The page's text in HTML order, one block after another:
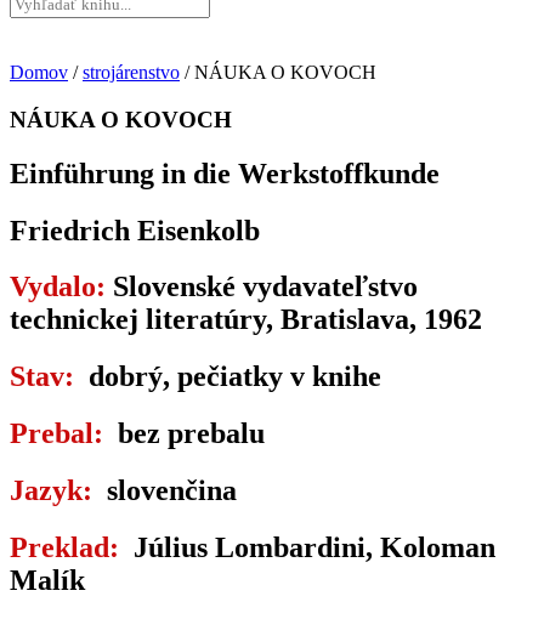
Domov /strojárenstvo / NÁUKA O KOVOCH
NÁUKA O KOVOCH
Einführung in die Werkstoffkunde
Friedrich Eisenkolb
Vydalo: Slovenské vydavateľstvo
technickej literatúry, Bratislava, 1962
Stav: dobrý, pečiatky v knihe
Prebal: bez prebalu
Jazyk: slovenčina
Preklad: Július Lombardini, Koloman
Malík